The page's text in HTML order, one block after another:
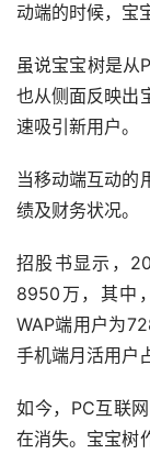
动端的时候，宝
虽说宝宝树是从
也从侧面反映出
速吸引新用户。
当移动端互动的
绩及财务状况。
招股书显示，
8950万，其中
WAP端用户为
手机端月活用户
如今，PC互联
在消失。宝宝树